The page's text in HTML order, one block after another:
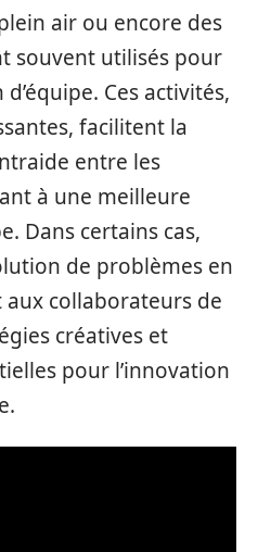
air ou encore des
souvent utilisés pour
Ces activités,
facilitent la
entre les
à une meilleure
Dans certains cas,
de problèmes en
collaborateurs de
créatives et
pour l’innovation